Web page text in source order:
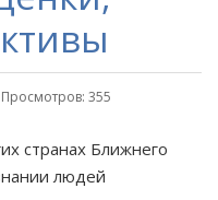
Просмотров: 355
странах Ближнего
людей